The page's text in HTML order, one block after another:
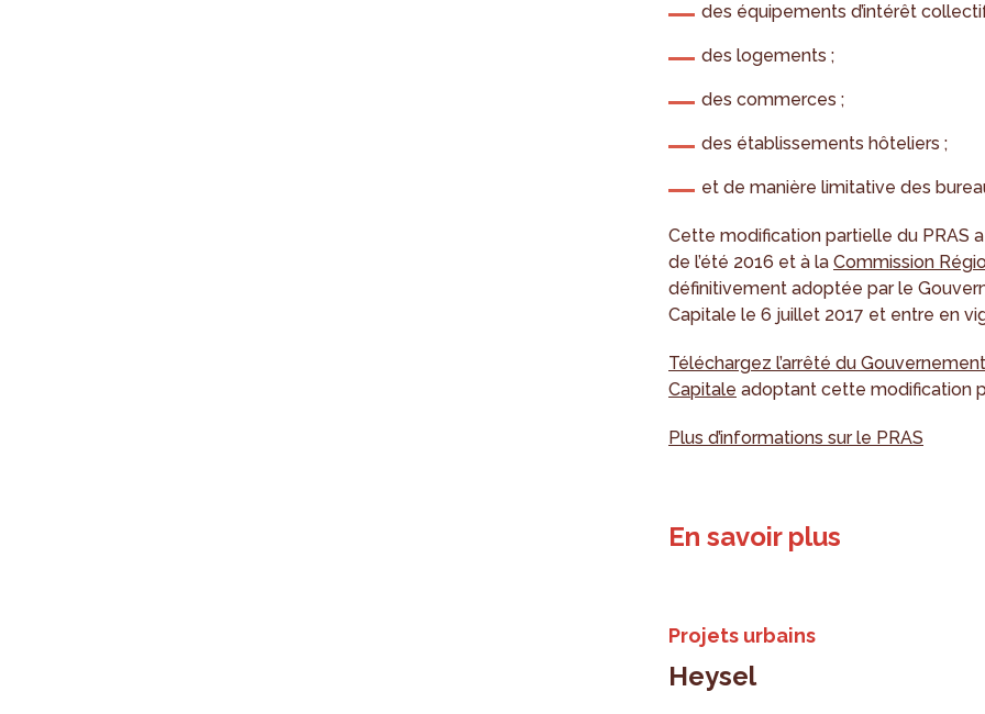
des équipements d’intérêt
des logements ;
des commerces ;
des établissements hôteliers ;
et de manière limitative des
Cette modification partielle du PRAS
de l’été 2016 et à laCommission
définitivement adoptée par le
Capitale le 6 juillet 2017 et entre en
Téléchargez l’arrêté du
Capitale adoptant cette modification
Plus d’informations sur le PRAS
En savoir plus
Projets urbains
Heysel